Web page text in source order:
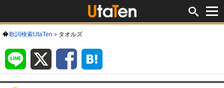
歌詞検索UtaTen タオルズ
LINE Facebook
ク
ー